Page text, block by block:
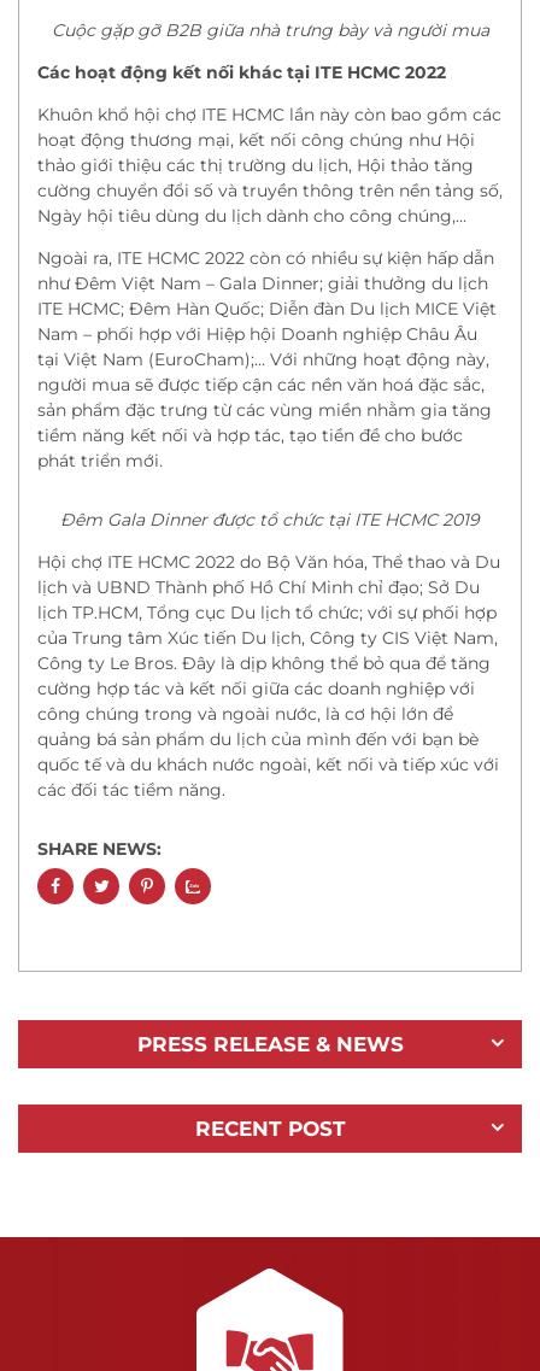
Cuộc gặp gỡ B2B giữa nhà trưng bày và người mua
Các hoạt động kết nối khác tại ITE HCMC 2022
Khuôn khổ hội chợ ITE HCMC lần này còn bao gồm các
hoạt động thương mại, kết nối công chúng như Hội
thảo giới thiệu các thị trường du lịch, Hội thảo tăng
cường chuyển đổi số và truyền thông trên nền tảng số,
Ngày hội tiêu dùng du lịch dành cho công chúng,…
Ngoài ra, ITE HCMC 2022 còn có nhiều sự kiện hấp dẫn
như Đêm Việt Nam – Gala Dinner; giải thưởng du lịch
ITE HCMC; Đêm Hàn Quốc; Diễn đàn Du lịch MICE Việt
Nam – phối hợp với Hiệp hội Doanh nghiệp Châu Âu
tại Việt Nam (EuroCham);… Với những hoạt động này,
người mua sẽ được tiếp cận các nền văn hoá đặc sắc,
sản phẩm đặc trưng từ các vùng miền nhằm gia tăng
tiềm năng kết nối và hợp tác, tạo tiền đề cho bước
phát triển mới.
Đêm Gala Dinner được tổ chức tại ITE HCMC 2019
Hội chợ ITE HCMC 2022 do Bộ Văn hóa, Thể thao và Du
lịch và UBND Thành phố Hồ Chí Minh chỉ đạo; Sở Du
lịch TP.HCM, Tổng cục Du lịch tổ chức; với sự phối hợp
của Trung tâm Xúc tiến Du lịch, Công ty CIS Việt Nam,
Công ty Le Bros. Đây là dịp không thể bỏ qua để tăng
cường hợp tác và kết nối giữa các doanh nghiệp với
công chúng trong và ngoài nước, là cơ hội lớn để
quảng bá sản phẩm du lịch của mình đến với bạn bè
quốc tế và du khách nước ngoài, kết nối và tiếp xúc với
các đối tác tiềm năng.
SHARE NEWS:
PRESS RELEASE & NEWS
RECENT POST